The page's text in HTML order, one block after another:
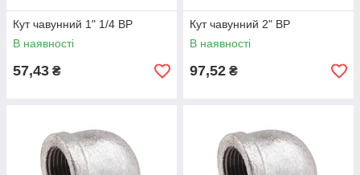
Кут чавунний 1" 1/4 ВР
В наявності
57,43 ₴
Кут чавунний 2" ВР
В наявності
97,52 ₴